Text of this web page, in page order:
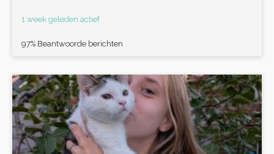
1 week geleden actief
97% Beantwoorde berichten